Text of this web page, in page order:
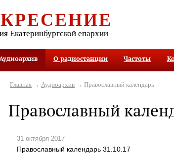
Екатеринбургской епархии
О радиостанции Частоты
Главная → Аудиоархив → Православный календарь
Православный
31 октября 2017
Православный календарь 31.10.17